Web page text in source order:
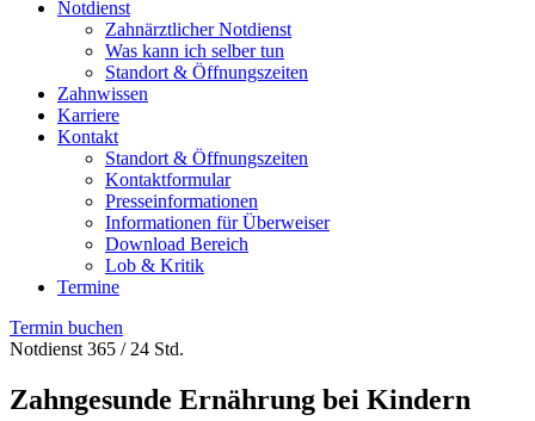
Notdienst
Zahnärztlicher Notdienst
Was kann ich selber tun
Standort & Öffnungszeiten
Zahnwissen
Karriere
Kontakt
Standort & Öffnungszeiten
Kontaktformular
Presseinformationen
Informationen für Überweiser
Download Bereich
Lob & Kritik
Termine
Termin buchen
Notdienst 365 / 24 Std.
Zahngesunde Ernährung bei Kindern